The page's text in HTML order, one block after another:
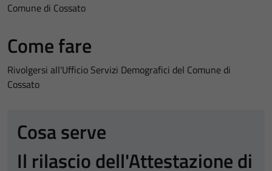
Comune di Cossato
Come fare
Rivolgersi all'Ufficio Servizi Demografici del Comune di
Cossato
Cosa serve
Il rilascio dell'Attestazione di